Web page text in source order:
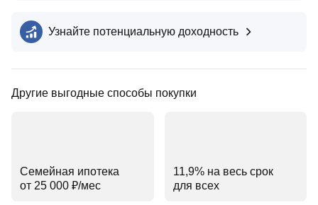
Узнайте потенциальную доходность
Другие выгодные способы покупки
Семейная ипотека
от 25 000 ₽⁠/⁠мес
11,9% на весь срок
для всех